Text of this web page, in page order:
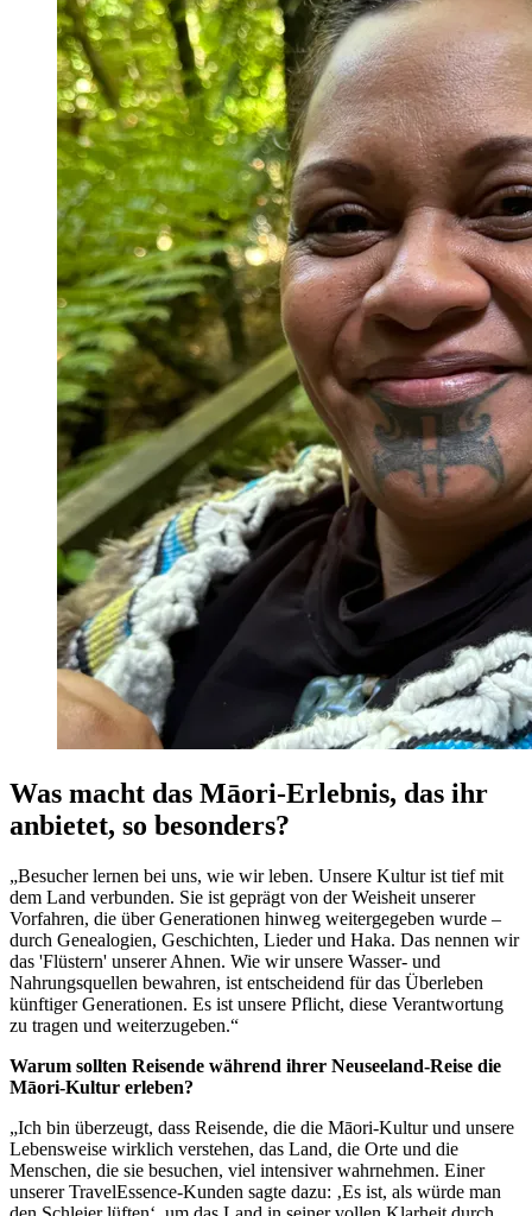
Was macht das Māori-Erlebnis, das ihr
anbietet, so besonders?
„Besucher lernen bei uns, wie wir leben. Unsere Kultur ist tief mit
dem Land verbunden. Sie ist geprägt von der Weisheit unserer
Vorfahren, die über Generationen hinweg weitergegeben wurde –
durch Genealogien, Geschichten, Lieder und Haka. Das nennen wir
das 'Flüstern' unserer Ahnen. Wie wir unsere Wasser- und
Nahrungsquellen bewahren, ist entscheidend für das Überleben
künftiger Generationen. Es ist unsere Pflicht, diese Verantwortung
zu tragen und weiterzugeben.“
Warum sollten Reisende während ihrer Neuseeland-Reise die
Māori-Kultur erleben?
„Ich bin überzeugt, dass Reisende, die die Māori-Kultur und unsere
Lebensweise wirklich verstehen, das Land, die Orte und die
Menschen, die sie besuchen, viel intensiver wahrnehmen. Einer
unserer TravelEssence-Kunden sagte dazu: ‚Es ist, als würde man